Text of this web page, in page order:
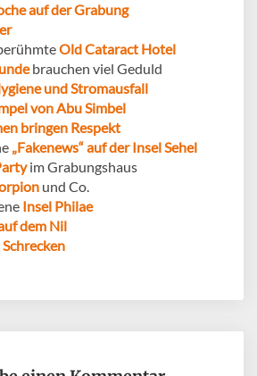
auf der Grabung
Old Cataract Hotel
brauchen viel Geduld
und Stromausfall
von Abu Simbel
bringen Respekt
„Fakenews“ auf der Insel Sehel
im Grabungshaus
und Co.
Insel Philae
dem Nil